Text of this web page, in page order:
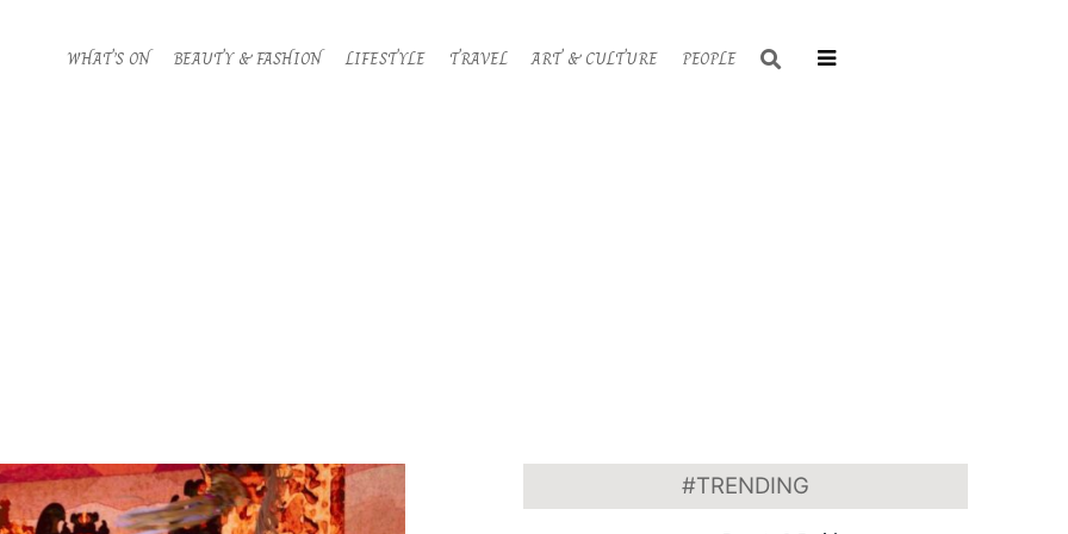
WHAT’S ON BEAUTY & FASHION LIFESTYLE TRAVEL ART & CULTURE PEOPLE Search
#TRENDING